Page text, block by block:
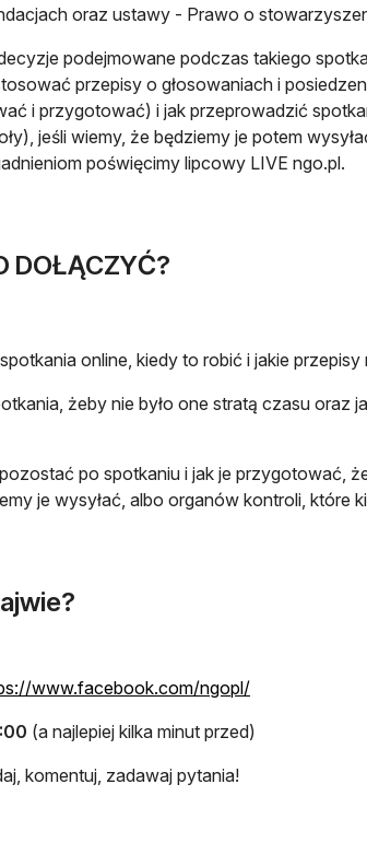
oraz ustawy - Prawo o
podejmowane podczas takiego
przepisy o głosowaniach i
i przygotować) i jak przeprowadzić
jeśli wiemy, że będziemy je potem
poświęcimy lipcowy LIVE ngo.pl.
DOŁĄCZYĆ?
online, kiedy to robić i jakie przepisy
żeby nie było one stratą czasu oraz
po spotkaniu i jak je przygotować,
je wysyłać, albo organów kontroli, które
www.facebook.com/ngopl/otwiera się w
(a najlepiej kilka minut przed)
komentuj, zadawaj pytania!